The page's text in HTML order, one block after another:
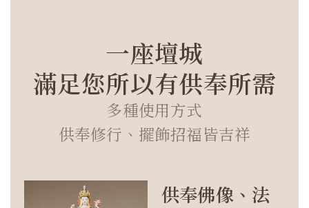
一座壇城
滿足您所以有供奉所需
多種使用方式
供奉修行、擺飾招福皆吉祥
供奉佛像、法